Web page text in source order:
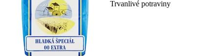
Trvanlivé potraviny